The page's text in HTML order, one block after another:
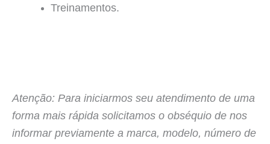
Treinamentos.
Atenção: Para iniciarmos seu atendimento de uma
forma mais rápida solicitamos o obséquio de nos
informar previamente a marca, modelo, número de